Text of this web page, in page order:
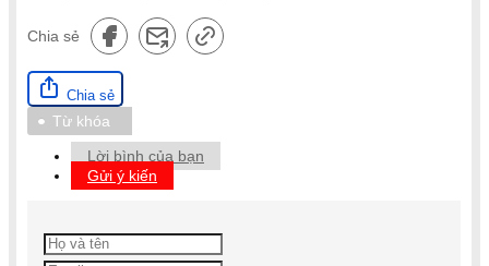
Chia sẻ
Chia sẻ
Từ khóa
Lời bình của bạn
Gửi ý kiến